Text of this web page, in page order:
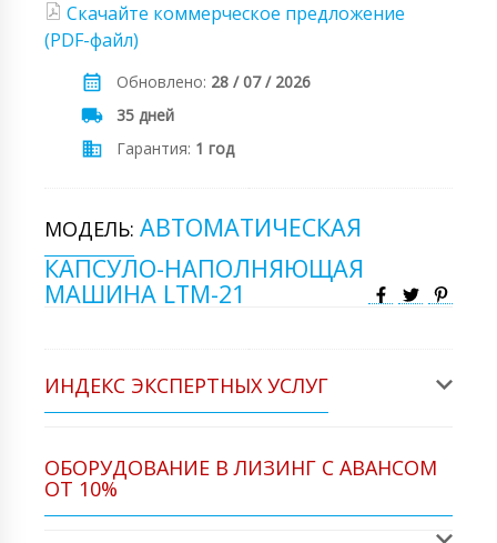
Скачайте коммерческое предложение
(PDF-файл)
Обновлено: 28 / 07 / 2026
35 дней
Гарантия: 1 год
МОДЕЛЬ: АВТОМАТИЧЕСКАЯ
КАПСУЛО-НАПОЛНЯЮЩАЯ
МАШИНА LTM-21
ИНДЕКС ЭКСПЕРТНЫХ УСЛУГ
ОБОРУДОВАНИЕ В ЛИЗИНГ С АВАНСОМ
ОТ 10%